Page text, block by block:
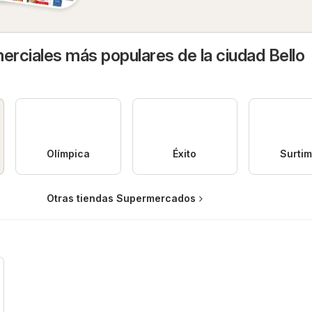
más populares de la ciudad Bello
Olímpica Éxito
Otras tiendas Supermercados